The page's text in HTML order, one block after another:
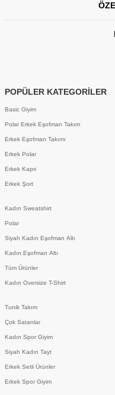
POPÜLER KATEGORİLER
Basic Giyim
Polar Erkek Eşofman Takım
Erkek Eşofman Takımı
Erkek Polar
Erkek Kapri
Erkek Şort
Kadın Sweatshirt
Polar
Siyah Kadın Eşofman Altı
Kadın Eşofman Altı
Tüm Ürünler
Kadın Oversize T-Shirt
Tunik Takım
Çok Satanlar
Kadın Spor Giyim
Siyah Kadın Tayt
Erkek Setli Ürünler
Erkek Spor Giyim